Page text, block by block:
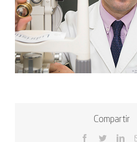
Compartir
Facebook
Twitter